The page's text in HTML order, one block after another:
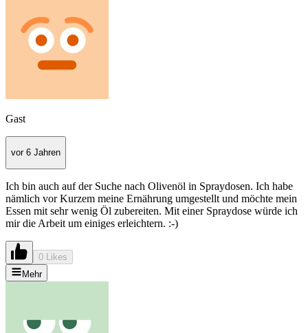
Gast
vor 6 Jahren
Ich bin auch auf der Suche nach Olivenöl in Spraydosen. Ich habe
nämlich vor Kurzem meine Ernährung umgestellt und möchte mein
Essen mit sehr wenig Öl zubereiten. Mit einer Spraydose würde ich
mir die Arbeit um einiges erleichtern. :-)
0 Likes
Mehr